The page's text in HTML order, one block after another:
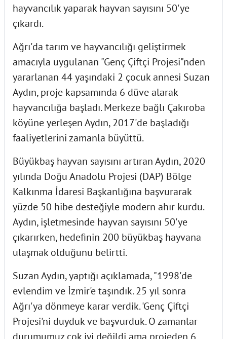
hayvancılık yaparak hayvan sayısını 50'ye
çıkardı.
Ağrı'da tarım ve hayvancılığı geliştirmek
amacıyla uygulanan "Genç Çiftçi Projesi"nden
yararlanan 44 yaşındaki 2 çocuk annesi Suzan
Aydın, proje kapsamında 6 düve alarak
hayvancılığa başladı. Merkeze bağlı Çakıroba
köyüne yerleşen Aydın, 2017'de başladığı
faaliyetlerini zamanla büyüttü.
Büyükbaş hayvan sayısını artıran Aydın, 2020
yılında Doğu Anadolu Projesi (DAP) Bölge
Kalkınma İdaresi Başkanlığına başvurarak
yüzde 50 hibe desteğiyle modern ahır kurdu.
Aydın, işletmesinde hayvan sayısını 50'ye
çıkarırken, hedefinin 200 büyükbaş hayvana
ulaşmak olduğunu belirtti.
Suzan Aydın, yaptığı açıklamada, "1998'de
evlendim ve İzmir'e taşındık. 25 yıl sonra
Ağrı'ya dönmeye karar verdik. 'Genç Çiftçi
Projesi'ni duyduk ve başvurduk. O zamanlar
durumumuz çok iyi değildi ama projeden 6